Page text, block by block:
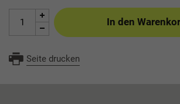
In den
Seite drucken